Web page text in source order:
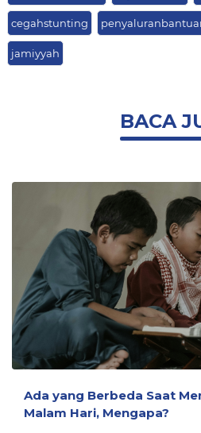
cegahstunting
jamiyyah
BACA
Ada yang Berbeda Saat
Malam Hari, Mengapa?